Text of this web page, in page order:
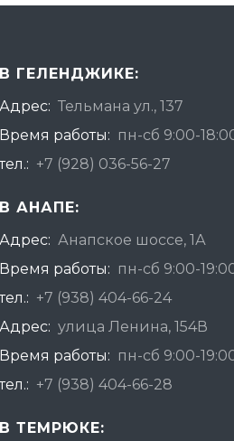
В ГЕЛЕНДЖИКЕ:
Адрес: Тельмана ул., 137
Время работы: пн-сб 9:00-
тел.: +7 (928) 036-56-27
В АНАПЕ:
Адрес: Анапское шоссе, 1А
Время работы: пн-сб 9:00-
тел.: +7 (938) 404-66-24
Адрес: улица Ленина, 154В
Время работы: пн-сб 9:00-
тел.: +7 (938) 404-66-28
В ТЕМРЮКЕ: